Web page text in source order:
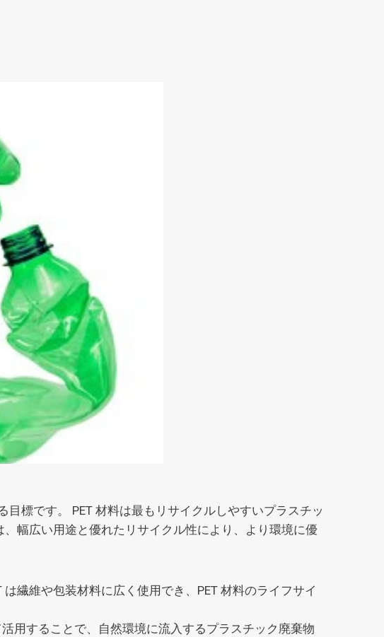
標です。 PET 材料は最もリサイクルしやすいプラスチッ
幅広い用途と優れたリサイクル性により、より環境に優
繊維や包装材料に広く使用でき、PET 材料のライフサイ
用することで、自然環境に流入するプラスチック廃棄物